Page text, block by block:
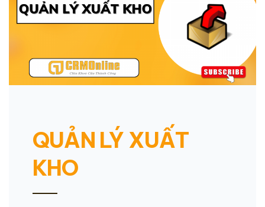
QUẢN LÝ XUẤT
KHO